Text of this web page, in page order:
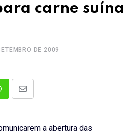
carne suína
DE 2009
Share
a abertura das